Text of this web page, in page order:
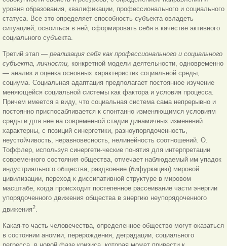
уровня образования, квалификации, профессионального и социального
статуса. Все это определяет способность субъекта овладеть
ситуацией, освоиться в ней, сформировать себя в качестве активного
социального субъекта.
Третий этап — реализация себя как профессионального и социального
субъекта, личности, конкретной модели деятельности, одновременно
— анализ и оценка основных характеристик социальной среды,
социума. Социальная адаптация предполагает постоянное изучение
меняющейся социальной системы как фактора и условия процесса.
Причем имеется в виду, что социальная система сама непрерывно и
постоянно приспосабливается к спонтанно изменяющимся условиям
среды и для нее на современной стадии динамичных изменений
характерны, с позиций синергетики, разноупорядоченность,
неустойчивость, неравновесность, нелинейность соотношений. О.
Тоффлер, используя синергети-ческие понятия для интерпретации
современного состояния общества, отмечает наблюдаемый им упадок
индустриального общества, раздвоение (бифуркацию) мировой
цивилизации, переход к диссипативной структуре в мировом
масштабе, когда происходит постепенное рассеивание части энергии
упорядоченного движения общества в энергию неупорядоченного
движения2.
Какая-то часть человечества, определенное общество могут оказаться
в состоянии аномии, перерождения, деградации, социального